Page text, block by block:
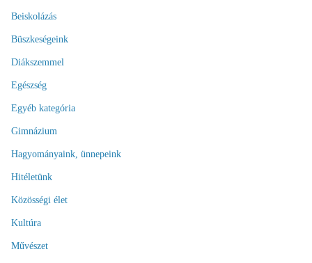
Beiskolázás
Büszkeségeink
Diákszemmel
Egészség
Egyéb kategória
Gimnázium
Hagyományaink, ünnepeink
Hitéletünk
Közösségi élet
Kultúra
Művészet